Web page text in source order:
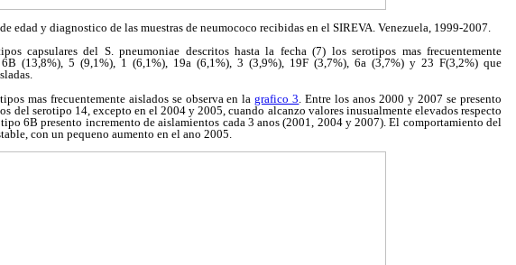
edad y diagnostico de las muestras de neumococo recibidas en el SIREVA. Venezuela, 1999-2007.
capsulares del S. pneumoniae descritos hasta la fecha (7) los serotipos mas frecuentemente
(13,8%), 5 (9,1%), 1 (6,1%), 19a (6,1%), 3 (3,9%), 19F (3,7%), 6a (3,7%) y 23 F(3,2%) que
mas frecuentemente aislados se observa en lagrafico 3 . Entre los anos 2000 y 2007 se presento
del serotipo 14, excepto en el 2004 y 2005, cuando alcanzo valores inusualmente elevados respecto
6B presento incremento de aislamientos cada 3 anos (2001, 2004 y 2007). El comportamiento del
con un pequeno aumento en el ano 2005.